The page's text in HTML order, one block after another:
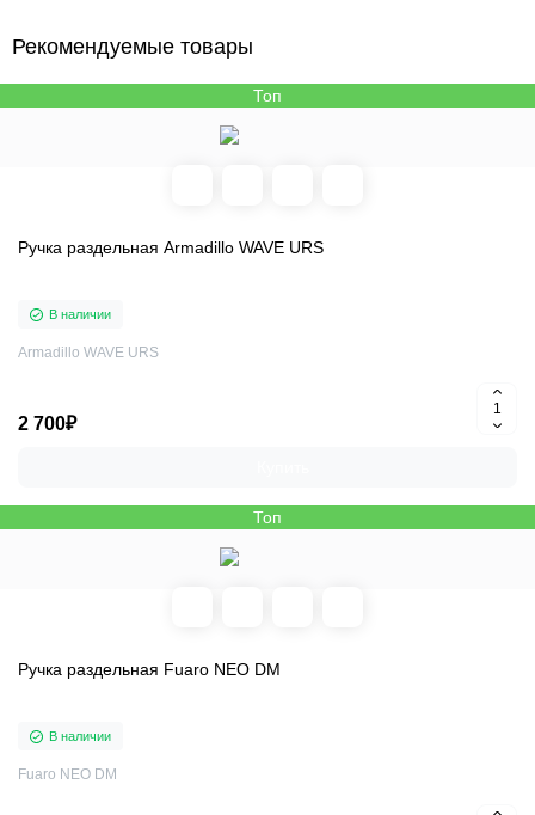
Рекомендуемые товары
Топ
Ручка раздельная Armadillo WAVE URS
В наличии
Armadillo WAVE URS
2 700₽
Топ
Ручка раздельная Fuaro NEO DM
В наличии
Fuaro NEO DM